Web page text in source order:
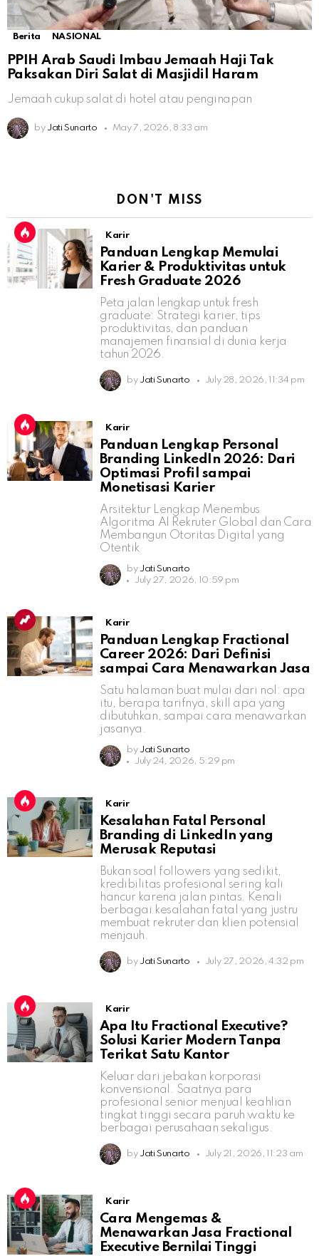
Berita NASIONAL
PPIH Arab Saudi Imbau Jemaah Haji Tak
Paksakan Diri Salat di Masjidil Haram
Jemaah cukup salat di hotel atau penginapan
by Jati Sunarto May 7, 2026, 8:33 am
DON'T MISS
Karir
Panduan Lengkap Memulai
Karier & Produktivitas untuk
Fresh Graduate 2026
Peta jalan lengkap untuk fresh
graduate: Strategi karier, tips
produktivitas, dan panduan
manajemen finansial di dunia kerja
tahun 2026.
by Jati Sunarto July 28, 2026, 11:34 pm
Karir
Panduan Lengkap Personal
Branding LinkedIn 2026: Dari
Optimasi Profil sampai
Monetisasi Karier
Arsitektur Lengkap Menembus
Algoritma AI Rekruter Global dan Cara
Membangun Otoritas Digital yang
Otentik
by Jati Sunarto
July 27, 2026, 10:59 pm
Karir
Panduan Lengkap Fractional
Career 2026: Dari Definisi
sampai Cara Menawarkan Jasa
Satu halaman buat mulai dari nol: apa
itu, berapa tarifnya, skill apa yang
dibutuhkan, sampai cara menawarkan
jasanya.
by Jati Sunarto
July 24, 2026, 5:29 pm
Karir
Kesalahan Fatal Personal
Branding di LinkedIn yang
Merusak Reputasi
Bukan soal followers yang sedikit,
kredibilitas profesional sering kali
hancur karena jalan pintas. Kenali
berbagai kesalahan fatal yang justru
membuat rekruter dan klien potensial
menjauh.
by Jati Sunarto July 27, 2026, 4:32 pm
Karir
Apa Itu Fractional Executive?
Solusi Karier Modern Tanpa
Terikat Satu Kantor
Keluar dari jebakan korporasi
konvensional. Saatnya para
profesional senior menjual keahlian
tingkat tinggi secara paruh waktu ke
berbagai perusahaan sekaligus.
by Jati Sunarto July 21, 2026, 11:23 am
Karir
Cara Mengemas &
Menawarkan Jasa Fractional
Executive Bernilai Tinggi